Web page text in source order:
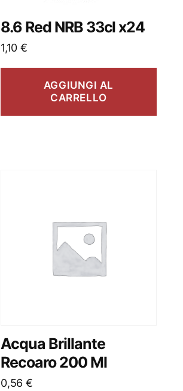
8.6 Red NRB 33cl x24
1,10 €
AGGIUNGI AL
CARRELLO
Acqua Brillante
Recoaro 200 Ml
0,56 €